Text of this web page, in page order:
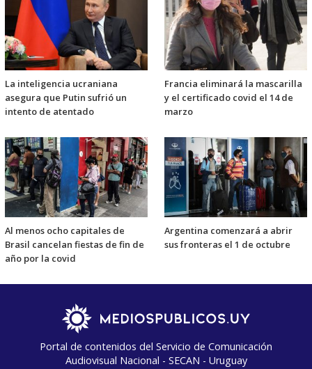
La inteligencia ucraniana
asegura que Putin sufrió un
intento de atentado
Francia eliminará la mascarilla
y el certificado covid el 14 de
marzo
Al menos ocho capitales de
Brasil cancelan fiestas de fin de
año por la covid
Argentina comenzará a abrir
sus fronteras el 1 de octubre
Portal de contenidos del Servicio de Comunicación
Audiovisual Nacional - SECAN - Uruguay